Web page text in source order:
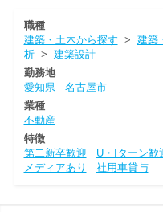
職種
建築・土木から探す > 建築
析> 建築設計
勤務地
愛知県
名古屋市
業種
不動産
特徴
第二新卒歓迎
U・Iターン歓
メディアあり
社用車貸与